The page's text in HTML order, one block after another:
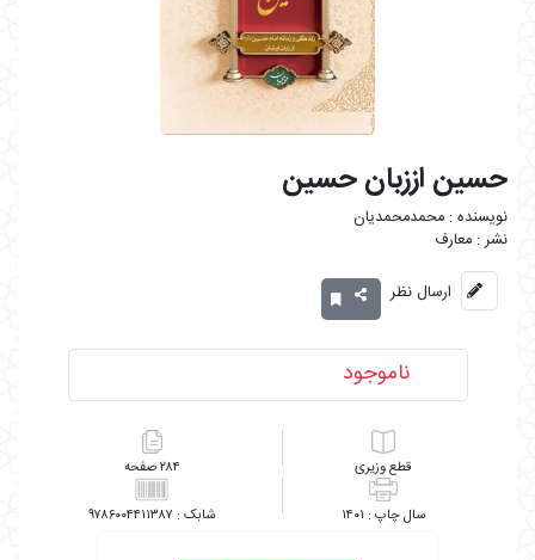
حسین اززبان حسین
محمدمحمدیان
معارف
ارسال نظر
ناموجود
وزیری ۲۸۴
۱۴۰۱ ۹۷۸۶۰۰۴۴۱۱۳۸۷